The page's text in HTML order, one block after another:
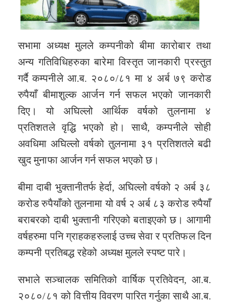
सभामा अध्यक्ष मुलले कम्पनीको बीमा कारोबार तथा
अन्य गतिविधिहरुका बारेमा विस्तृत जानकारी प्रस्तुत
गर्दै कम्पनीले आ.ब. २०८०/८१ मा ४ अर्ब ७९ करोड
रुपैयाँ बीमाशुल्क आर्जन गर्न सफल भएको जानकारी
दिए। यो अघिल्लो आर्थिक वर्षको तुलनामा ४
प्रतिशतले वृद्धि भएको हो। साथै, कम्पनीले सोही
अवधिमा अघिल्लो वर्षको तुलनामा ३१ प्रतिशतले बढी
खुद मुनाफा आर्जन गर्न सफल भएको छ।
बीमा दाबी भुक्तानीतर्फ हेर्दा, अघिल्लो वर्षको २ अर्ब ३८
करोड रुपैयाँको तुलनामा यो वर्ष २ अर्ब ८३ करोड रुपैयाँ
बराबरको दाबी भुक्तानी गरिएको बताइएको छ। आगामी
वर्षहरुमा पनि ग्राहकहरुलाई उच्च सेवा र प्रतिफल दिन
कम्पनी प्रतिबद्ध रहेको अध्यक्ष मुलले स्पष्ट पारे।
सभाले सञ्चालक समितिको वार्षिक प्रतिवेदन, आ.ब.
२०८०/८१ को वित्तीय विवरण पारित गर्नुका साथै आ.ब.